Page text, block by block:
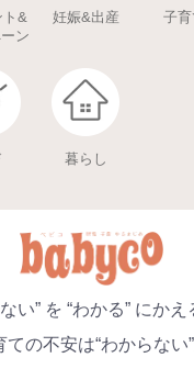
ト&
ン
妊娠&出産 子育
暮らし
い” を “わかる” にかえ
の不安は“わからない